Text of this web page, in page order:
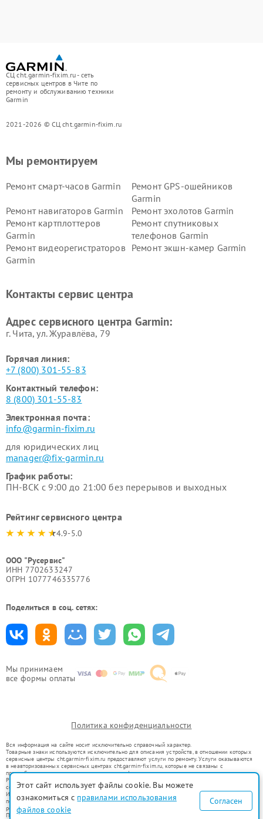
СЦ cht.garmin-fixim.ru - сеть
сервисных центров в Чите по
ремонту и обслуживанию техники
Garmin
2021-2026 © СЦ cht.garmin-fixim.ru
Мы принимаем
все формы оплаты
Мы ремонтируем
Ремонт смарт-часов Garmin
Ремонт GPS-ошейников
Garmin
Ремонт навигаторов Garmin
Ремонт эхолотов Garmin
Ремонт картплоттеров
Garmin
Ремонт спутниковых
телефонов Garmin
Ремонт видеорегистраторов
Garmin
Ремонт экшн-камер Garmin
Контакты сервис центра
Адрес сервисного центра Garmin:
г. Чита, ул. Журавлёва, 79
Горячая линия:
+7 (800) 301-55-83
Контактный телефон:
8 (800) 301-55-83
Электронная почта:
info@garmin-fixim.ru
для юридических лиц
manager@fix-garmin.ru
График работы:
ПН-ВСК с 9:00 до 21:00 без перерывов и выходных
Рейтинг сервисного центра
4.9-5.0
ООО "Русервис"
ИНН 7702633247
ОГРН 1077746335776
Поделиться в соц. сетях:
Политика конфиденциальности
Вся информация на сайте носит исключительно справочный характер.
Товарные знаки используются исключительно для описания устройств, в отношении которых
сервисные центры cht.garmin-fixim.ru предоставляют услуги по ремонту. Услуги оказываются
в неавторизованных сервисных центрах cht.garmin-fixim.ru, которые не связаны с
правообладателями товарных знаков или их официальными представителями.
Ремонт осуществляется для устройств, уже введенных в гражданский оборот в соответствии
со статьей 1487 ГК РФ.
Использование товарных знаков не преследует цели индивидуализации услуг или введения
потребителей в заблуждение, а служит для информирования о предоставляемых услугах по
ремонту техники указанных брендов.
Представленная на сайте информация не является публичной офертой, определяемой
Этот сайт использует файлы cookie. Вы можете
ознакомиться с правилами использования
файлов cookie
Согласен